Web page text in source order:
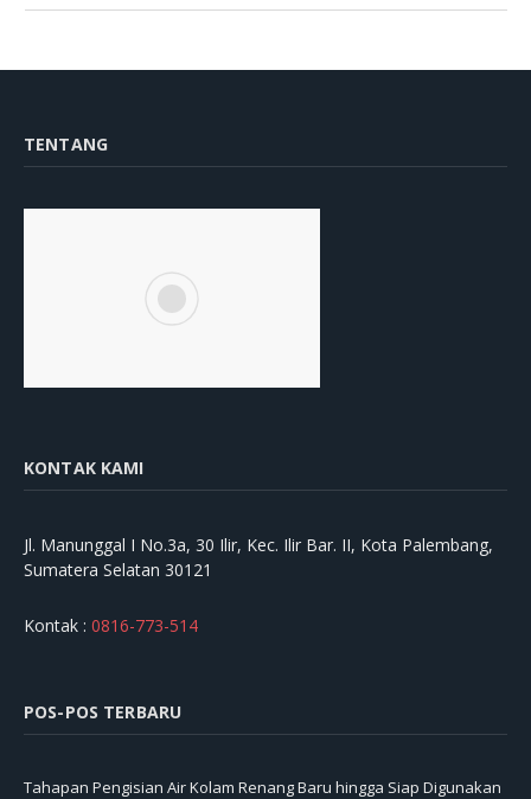
TENTANG
KONTAK KAMI
Jl. Manunggal I No.3a, 30 Ilir, Kec. Ilir Bar. II, Kota Palembang,
Sumatera Selatan 30121
Kontak : 0816-773-514
POS-POS TERBARU
Tahapan Pengisian Air Kolam Renang Baru hingga Siap Digunakan